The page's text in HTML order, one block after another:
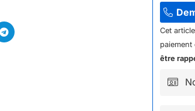
AVANT
DROIT
MINI
BAZOU
2024+
Cet
être